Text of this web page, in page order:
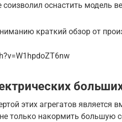
соизволил оснастить модель
краткий обзор от
этих агрегатов является
только накормить большую